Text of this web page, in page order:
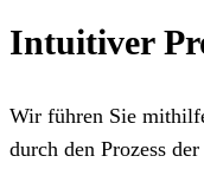
Intuitiver
Wir führen Sie
durch den Prozess